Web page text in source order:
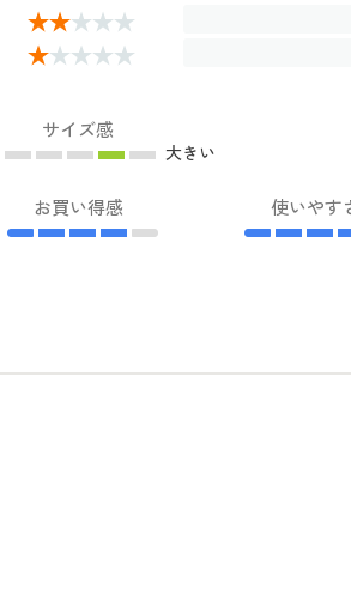
サイズ感
大きい
お買い得感 使いやす